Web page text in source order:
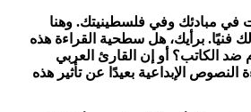
في مبادئك وفي فلسطينيتك. وهنا
فنيًا. برأيك، هل سطحية القراءة هذه
ضد الكاتب؟ أو إن القارئ العربي
الإبداعية بعيدًا عن تأثير هذه